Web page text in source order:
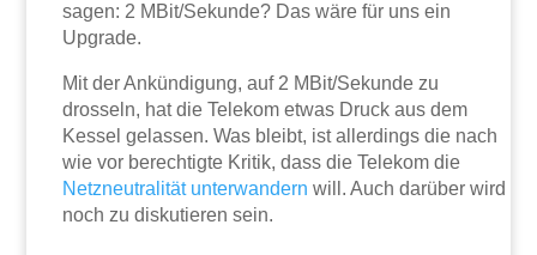
sagen: 2 MBit/Sekunde? Das wäre für uns ein
Upgrade.
Mit der Ankündigung, auf 2 MBit/Sekunde zu
drosseln, hat die Telekom etwas Druck aus dem
Kessel gelassen. Was bleibt, ist allerdings die nach
wie vor berechtigte Kritik, dass die Telekom die
Netzneutralität unterwandern will. Auch darüber wird
noch zu diskutieren sein.